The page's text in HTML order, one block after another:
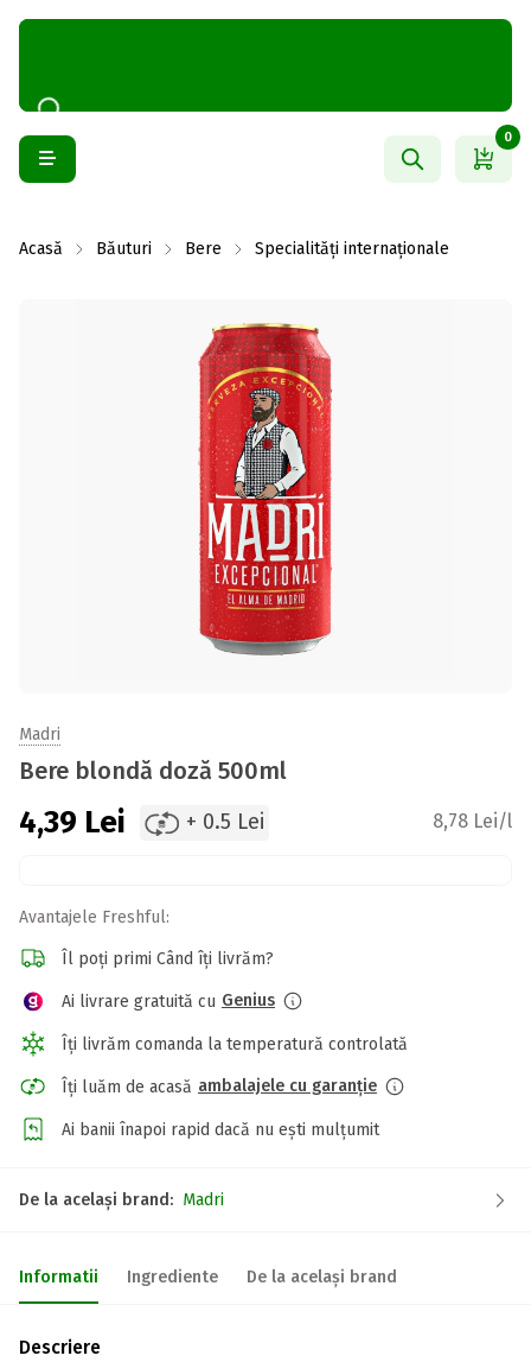
0
Acasă Băuturi Bere Specialități internaționale
Madri
Bere blondă doză 500ml
4,39 Lei + 0.5 Lei 8,78 Lei/l
Avantajele Freshful:
Îl poți primi Când îți livrăm?
Ai livrare gratuită cu Genius
Îți livrăm comanda la temperatură controlată
Îți luăm de acasă ambalajele cu garanție
Ai banii înapoi rapid dacă nu ești mulțumit
De la același brand: Madri
Informatii Ingrediente De la același brand
Descriere